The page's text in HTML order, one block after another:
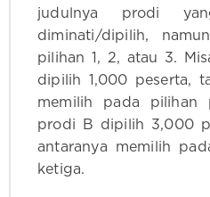
judulnya prodi
diminati/dipilih,
pilihan 1, 2, atau 3.
dipilih 1,000 peserta,
memilih pada pilihan
prodi B dipilih 3,000
antaranya memilih
ketiga.